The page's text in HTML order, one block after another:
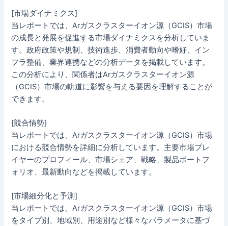
[市場ダイナミクス]
当レポートでは、Arガスクラスターイオン源（GCIS）市場
の成長と発展を促進する市場ダイナミクスを分析していま
す。政府政策や規制、技術進歩、消費者動向や嗜好、イン
フラ整備、業界連携などの分析データを掲載しています。
この分析により、関係者はArガスクラスターイオン源
（GCIS）市場の軌道に影響を与える要因を理解することが
できます。
[競合情勢]
当レポートでは、Arガスクラスターイオン源（GCIS）市場
における競合情勢を詳細に分析しています。主要市場プレ
イヤーのプロフィール、市場シェア、戦略、製品ポートフ
ォリオ、最新動向などを掲載しています。
[市場細分化と予測]
当レポートでは、Arガスクラスターイオン源（GCIS）市場
をタイプ別、地域別、用途別など様々なパラメータに基づ